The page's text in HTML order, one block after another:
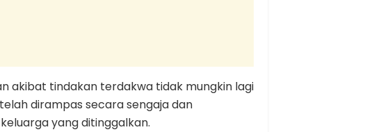
akibat tindakan terdakwa tidak mungkin lagi
dirampas secara sengaja dan
yang ditinggalkan.